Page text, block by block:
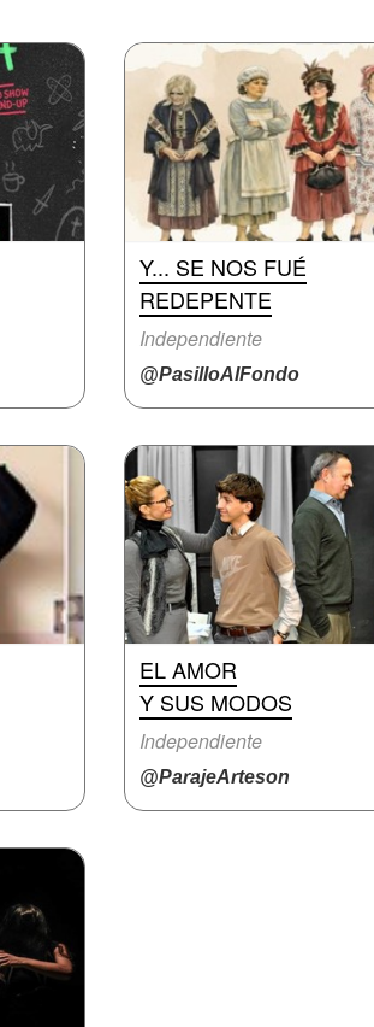
Y... SE NOS FUÉ
REDEPENTE
Independiente
@PasilloAlFondo
EL AMOR
Y SUS MODOS
Independiente
@ParajeArteson